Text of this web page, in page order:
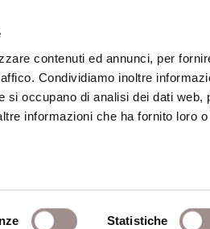
contenuti ed annunci, per
Condividiamo inoltre
si occupano di analisi dei dati web,
informazioni che ha fornito loro
Statistiche
Centro Culturale
de Louvain